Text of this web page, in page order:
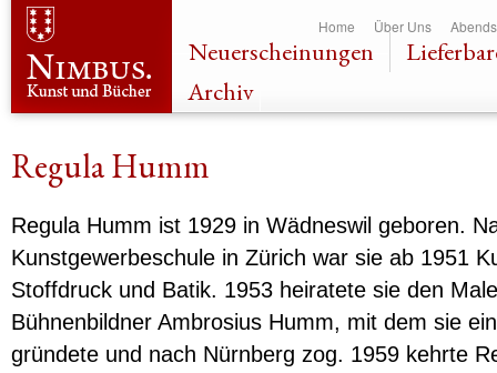
Home Über Uns
Neuerscheinungen
Archiv
Regula Humm
Regula Humm ist 1929 in Wädneswil geboren.
Kunstgewerbeschule in Zürich war sie ab 1951
Stoffdruck und Batik. 1953 heiratete sie den
Bühnenbildner Ambrosius Humm, mit dem sie
gründete und nach Nürnberg zog. 1959 kehrte